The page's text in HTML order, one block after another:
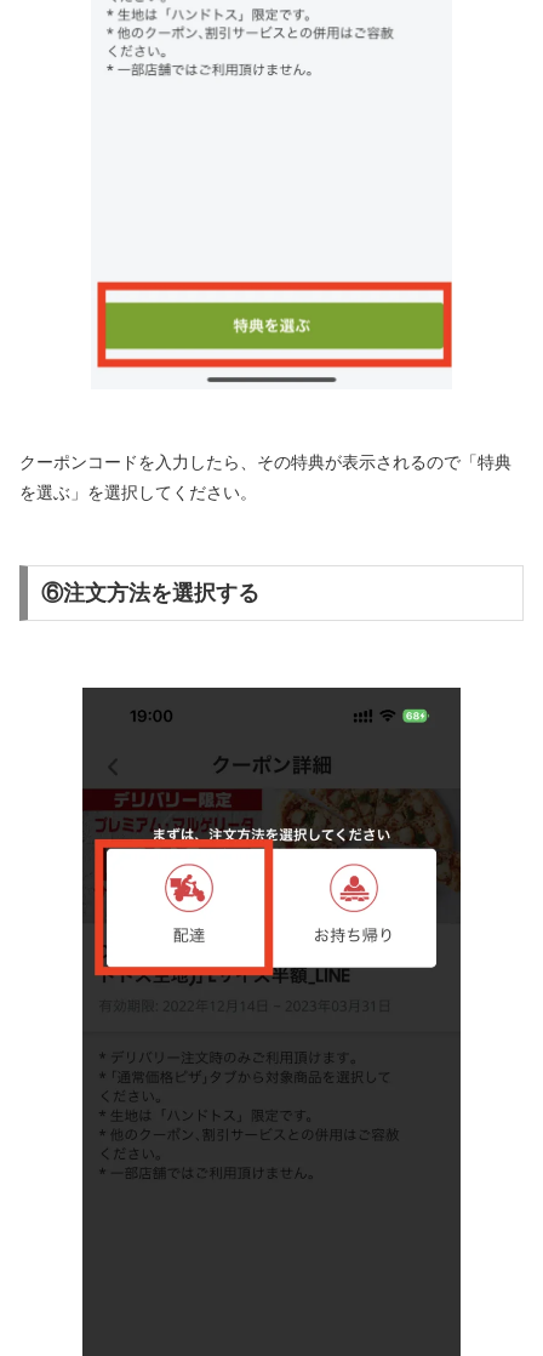
クーポンコードを入力したら、その特典が表示されるので「特典
を選ぶ」を選択してください。
⑥注文方法を選択する